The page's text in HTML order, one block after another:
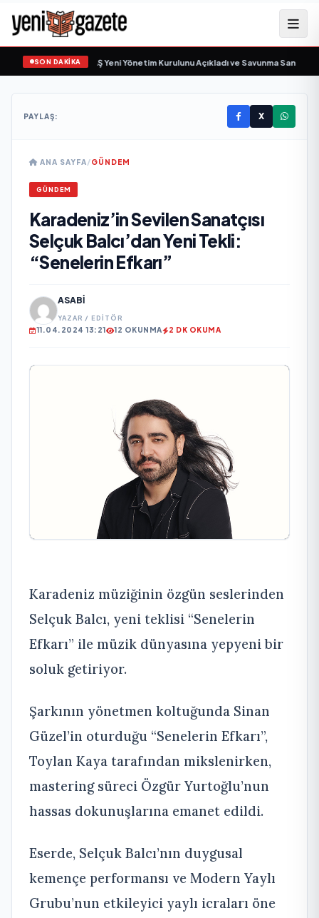
SON DAKİKA
Savunma Sanayi AŞ Yeni Yönetim Kurulunu Açıkladı ve Savunma
PAYLAŞ: X
ANA SAYFA/GÜNDEM
GÜNDEM
Karadeniz’in Sevilen Sanatçısı
Selçuk Balcı’dan Yeni Tekli:
“Senelerin Efkarı”
ASABI
YAZAR / EDITÖR
11.04.2024 13:21 12 OKUNMA 2 DK OKUMA
Karadeniz müziğinin özgün seslerinden
Selçuk Balcı, yeni teklisi “Senelerin
Efkarı” ile müzik dünyasına yepyeni bir
soluk getiriyor.
Şarkının yönetmen koltuğunda Sinan
Güzel’in oturduğu “Senelerin Efkarı”,
Toylan Kaya tarafından mikslenirken,
mastering süreci Özgür Yurtoğlu’nun
hassas dokunuşlarına emanet edildi.
Eserde, Selçuk Balcı’nın duygusal
kemençe performansı ve Modern Yaylı
Grubu’nun etkileyici yaylı icraları öne